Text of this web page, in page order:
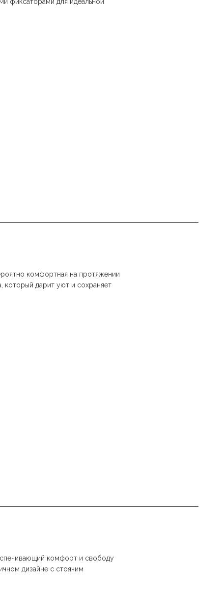
комфортная на протяжении
который дарит уют и сохраняет
комфорт и свободу
дизайне с стоячим